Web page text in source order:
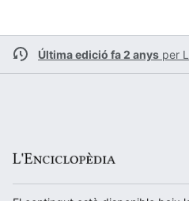
Última edició fa 2 anys per